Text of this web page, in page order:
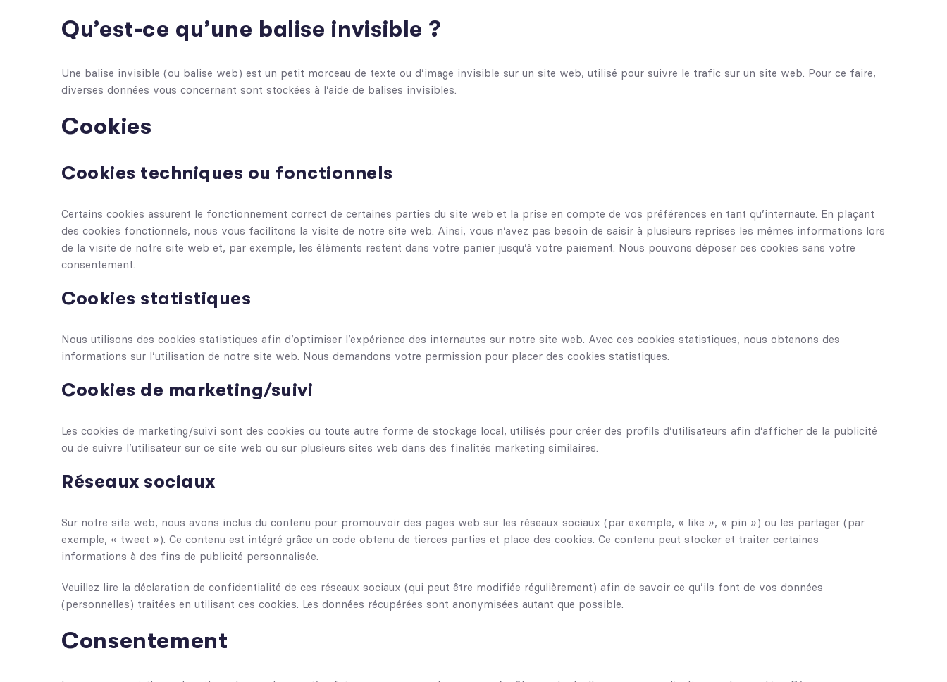
Qu’est-ce qu’une balise invisible ?
Une balise invisible (ou balise web) est un petit morceau de texte ou d’image invisible sur un site web, utilisé pour suivre le trafic sur un site web. Pour ce faire,
diverses données vous concernant sont stockées à l’aide de balises invisibles.
Cookies
Cookies techniques ou fonctionnels
Certains cookies assurent le fonctionnement correct de certaines parties du site web et la prise en compte de vos préférences en tant qu’internaute. En plaçant
des cookies fonctionnels, nous vous facilitons la visite de notre site web. Ainsi, vous n’avez pas besoin de saisir à plusieurs reprises les mêmes informations lors
de la visite de notre site web et, par exemple, les éléments restent dans votre panier jusqu’à votre paiement. Nous pouvons déposer ces cookies sans votre
consentement.
Cookies statistiques
Nous utilisons des cookies statistiques afin d’optimiser l’expérience des internautes sur notre site web. Avec ces cookies statistiques, nous obtenons des
informations sur l’utilisation de notre site web. Nous demandons votre permission pour placer des cookies statistiques.
Cookies de marketing/suivi
Les cookies de marketing/suivi sont des cookies ou toute autre forme de stockage local, utilisés pour créer des profils d’utilisateurs afin d’afficher de la publicité
ou de suivre l’utilisateur sur ce site web ou sur plusieurs sites web dans des finalités marketing similaires.
Réseaux sociaux
Sur notre site web, nous avons inclus du contenu pour promouvoir des pages web sur les réseaux sociaux (par exemple, « like », « pin ») ou les partager (par
exemple, « tweet »). Ce contenu est intégré grâce un code obtenu de tierces parties et place des cookies. Ce contenu peut stocker et traiter certaines
informations à des fins de publicité personnalisée.
Veuillez lire la déclaration de confidentialité de ces réseaux sociaux (qui peut être modifiée régulièrement) afin de savoir ce qu’ils font de vos données
(personnelles) traitées en utilisant ces cookies. Les données récupérées sont anonymisées autant que possible.
Consentement